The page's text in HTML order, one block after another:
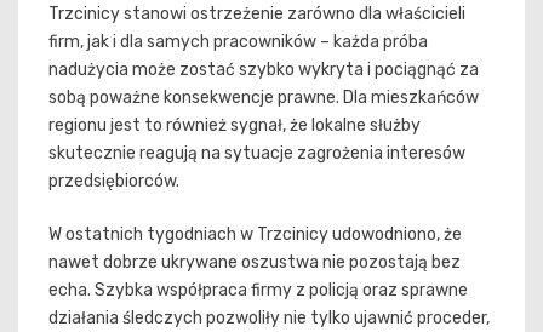
Trzcinicy stanowi ostrzeżenie zarówno dla właścicieli
firm, jak i dla samych pracowników – każda próba
nadużycia może zostać szybko wykryta i pociągnąć za
sobą poważne konsekwencje prawne. Dla mieszkańców
regionu jest to również sygnał, że lokalne służby
skutecznie reagują na sytuacje zagrożenia interesów
przedsiębiorców.
W ostatnich tygodniach w Trzcinicy udowodniono, że
nawet dobrze ukrywane oszustwa nie pozostają bez
echa. Szybka współpraca firmy z policją oraz sprawne
działania śledczych pozwoliły nie tylko ujawnić proceder,